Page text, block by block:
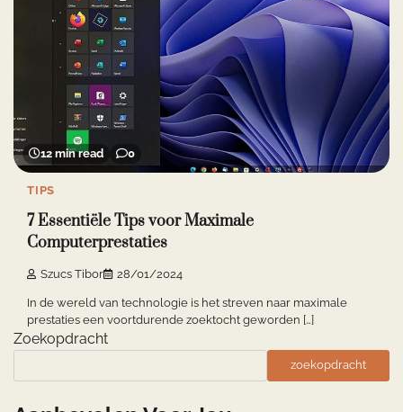
12 min read 0
TIPS
7 Essentiële Tips voor Maximale
Computerprestaties
Szucs Tibor 28/01/2024
In de wereld van technologie is het streven naar maximale
prestaties een voortdurende zoektocht geworden […]
Zoekopdracht
zoekopdracht